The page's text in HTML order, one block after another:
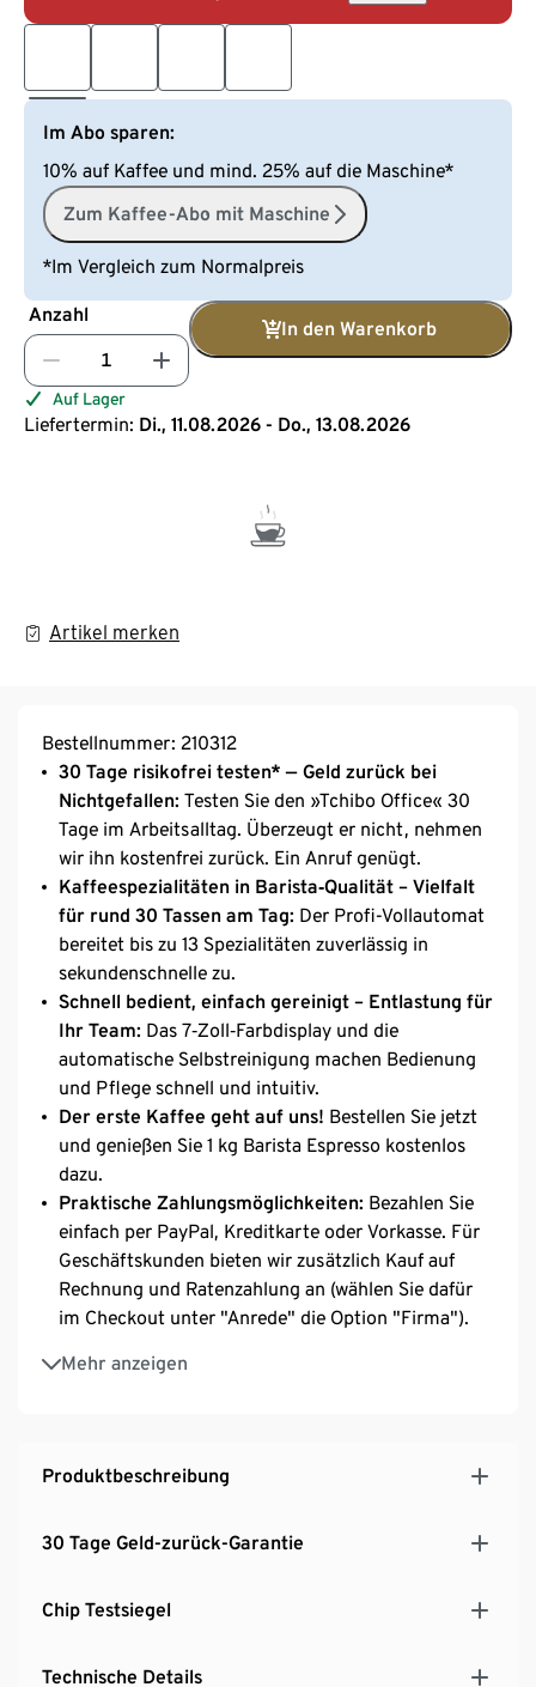
Im Abo sparen:
10% auf Kaffee und mind. 25% auf die Maschine*
Zum Kaffee-Abo mit Maschine
*Im Vergleich zum Normalpreis
Anzahl
In den Warenkorb
Auf Lager
Liefertermin: Di., 11.08.2026 - Do., 13.08.2026
Artikel merken
Bestellnummer: 210312
30 Tage risikofrei testen* — Geld zurück bei
Nichtgefallen: Testen Sie den »Tchibo Office« 30
Tage im Arbeitsalltag. Überzeugt er nicht, nehmen
wir ihn kostenfrei zurück. Ein Anruf genügt.
Kaffeespezialitäten in Barista‑Qualität – Vielfalt
für rund 30 Tassen am Tag: Der Profi-Vollautomat
bereitet bis zu 13 Spezialitäten zuverlässig in
sekundenschnelle zu.
Schnell bedient, einfach gereinigt – Entlastung für
Ihr Team: Das 7‑Zoll‑Farbdisplay und die
automatische Selbstreinigung machen Bedienung
und Pflege schnell und intuitiv.
Der erste Kaffee geht auf uns! Bestellen Sie jetzt
und genießen Sie 1 kg Barista Espresso kostenlos
dazu.
Praktische Zahlungsmöglichkeiten: Bezahlen Sie
einfach per PayPal, Kreditkarte oder Vorkasse. Für
Geschäftskunden bieten wir zusätzlich Kauf auf
Rechnung und Ratenzahlung an (wählen Sie dafür
im Checkout unter "Anrede" die Option "Firma").
Mehr anzeigen
Kostenloser Video‑Installationsservice:
Barista-Experte führt Sie persönlich per Video
installationsservice-tchibo-office
Leises Keramikmahlwerk, volles Aroma ohne
Kaffeebohnen bei jedem Bezug- das hochwertige
niedrigem Geräuschpegel.
Milchschaum auf Knopfdruck:
Produktbeschreibung
30 Tage Geld-zurück-Garantie
Chip Testsiegel
Technische Details